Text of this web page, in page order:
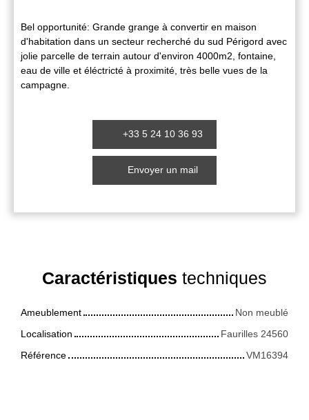
Bel opportunité: Grande grange à convertir en maison
d'habitation dans un secteur recherché du sud Périgord avec
jolie parcelle de terrain autour d'environ 4000m2, fontaine,
eau de ville et éléctricté à proximité, très belle vues de la
campagne.
+33 5 24 10 36 93
Envoyer un mail
Caractéristiques techniques
Ameublement
Non meublé
Localisation
Faurilles 24560
Référence
VM16394